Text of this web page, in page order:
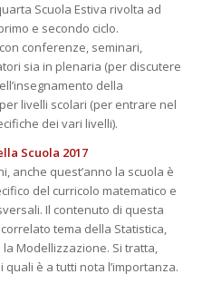
Scuola Estiva rivolta ad
e secondo ciclo.
conferenze, seminari,
sia in plenaria (per discutere
della
livelli scolari (per entrare nel
dei vari livelli).
Scuola 2017
anche quest’anno la scuola è
del curricolo matematico e
Il contenuto di questa
tema della Statistica,
Modellizzazione. Si tratta,
è a tutti nota l’importanza.